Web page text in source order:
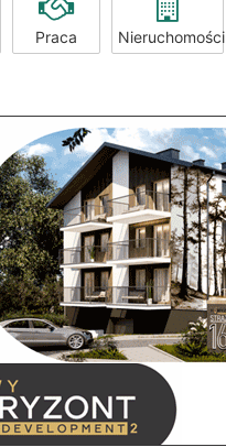
Praca Nieruchomości